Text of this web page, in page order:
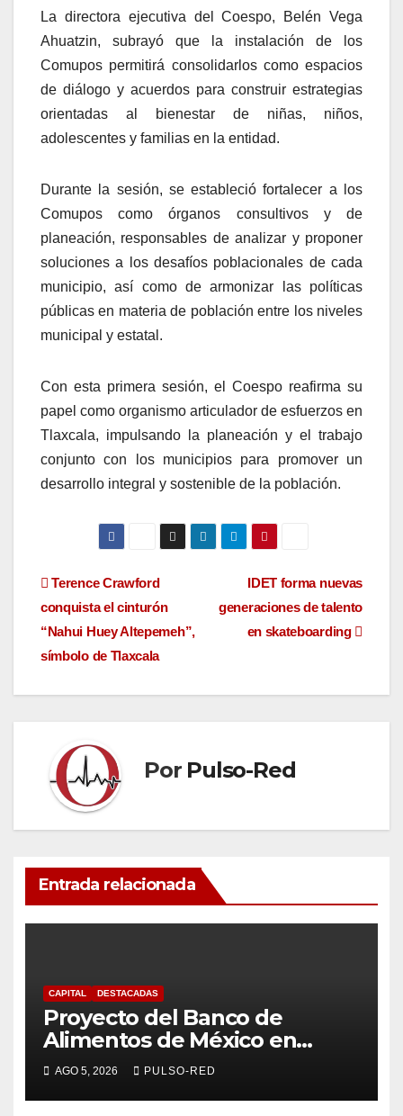
La directora ejecutiva del Coespo, Belén Vega
Ahuatzin, subrayó que la instalación de los
Comupos permitirá consolidarlos como espacios
de diálogo y acuerdos para construir estrategias
orientadas al bienestar de niñas, niños,
adolescentes y familias en la entidad.
Durante la sesión, se estableció fortalecer a los
Comupos como órganos consultivos y de
planeación, responsables de analizar y proponer
soluciones a los desafíos poblacionales de cada
municipio, así como de armonizar las políticas
públicas en materia de población entre los niveles
municipal y estatal.
Con esta primera sesión, el Coespo reafirma su
papel como organismo articulador de esfuerzos en
Tlaxcala, impulsando la planeación y el trabajo
conjunto con los municipios para promover un
desarrollo integral y sostenible de la población.
Navegación
de
entradas
IDET forma nuevas
generaciones de talento
en skateboarding
Terence Crawford
conquista el cinturón
“Nahui Huey Altepemeh”,
símbolo de Tlaxcala
Por Pulso-Red
Entrada relacionada
CAPITAL DESTACADAS
Proyecto del Banco de
Alimentos de México en
Tlaxcala avanza con trabajo
coordinado
AGO 5, 2026 PULSO-RED